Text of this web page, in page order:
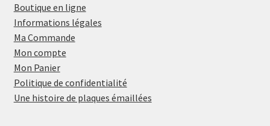
Boutique en ligne
Informations légales
Ma Commande
Mon compte
Mon Panier
Politique de confidentialité
Une histoire de plaques émaillées